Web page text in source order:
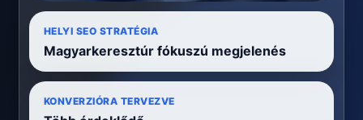
HELYI SEO STRATÉGIA
Magyarkeresztúr fókuszú megjelenés
KONVERZIÓRA TERVEZVE